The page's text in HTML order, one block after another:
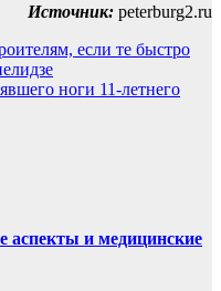
Источник: peterburg2.ru
если те быстро
ноги 11-летнего
аспекты и медицинские